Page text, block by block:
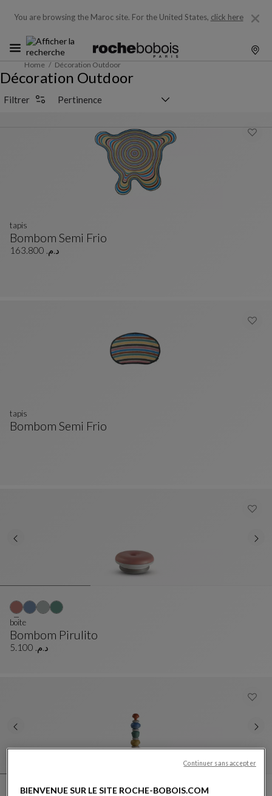
You are browsing the Maroc site. For the United States, click here
Home Décoration Outdoor
Décoration Outdoor
Filtrer
Bombom Semi Frio
Tapis
Voir La Description Complète
tapis
د.م. 163.800
Bombom Semi Frio
tapis
Bombom Pirulito
Boite
Voir La Description Complète
boite
د.م. 5.100
BIENVENUE SUR LE SITE ROCHE-BOBOIS.COM
Continuer sans accepter